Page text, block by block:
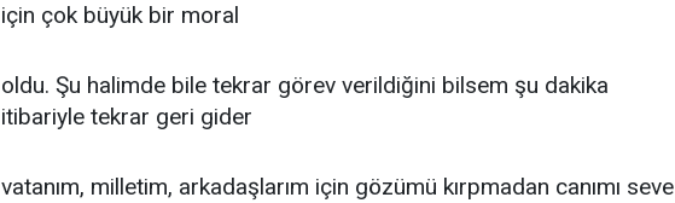
için çok büyük bir moral
oldu. Şu halimde bile tekrar görev verildiğini bilsem şu dakika
itibariyle tekrar geri gider
vatanım, milletim, arkadaşlarım için gözümü kırpmadan canımı seve